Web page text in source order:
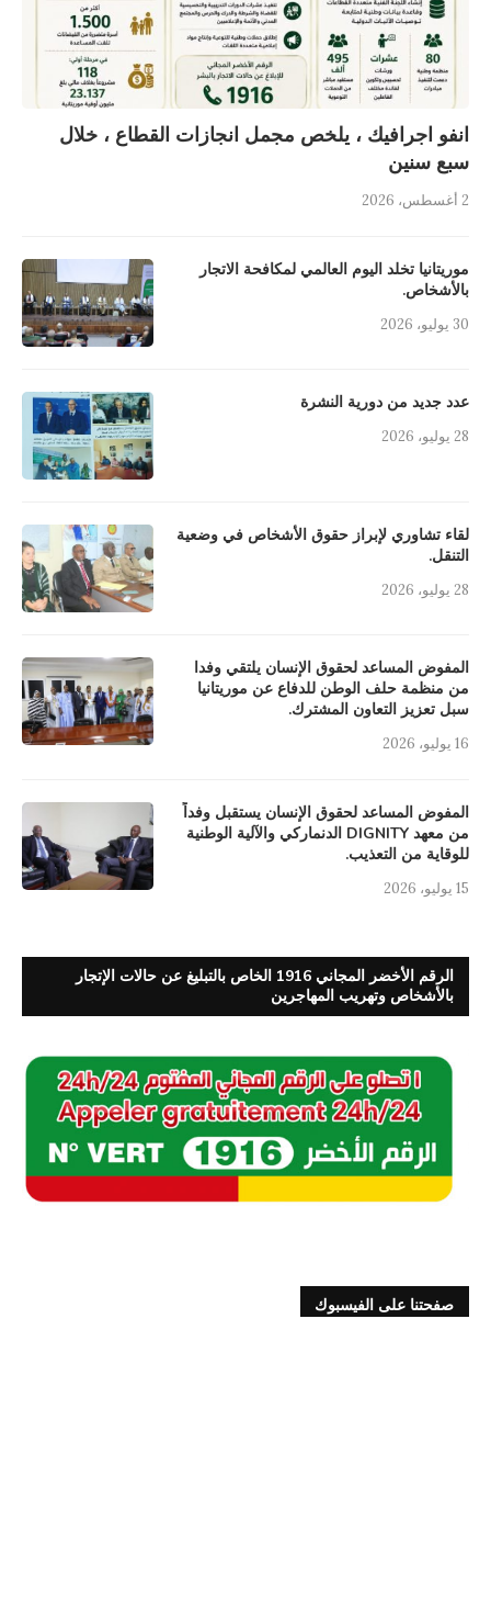
انفو اجرافيك ، يلخص مجمل انجازات القطاع ، خلال
سبع سنين
2 أغسطس، 2026
موريتانيا تخلد اليوم العالمي لمكافحة الاتجار
بالأشخاص.
30 يوليو، 2026
عدد جديد من دورية النشرة
28 يوليو، 2026
لقاء تشاوري لإبراز حقوق الأشخاص في وضعية
التنقل.
28 يوليو، 2026
المفوض المساعد لحقوق الإنسان يلتقي وفدا
من منظمة حلف الوطن للدفاع عن موريتانيا
سبل تعزيز التعاون المشترك.
16 يوليو، 2026
المفوض المساعد لحقوق الإنسان يستقبل وفداً
من معهد DIGNITY الدنماركي والآلية الوطنية
للوقاية من التعذيب.
15 يوليو، 2026
الرقم الأخضر المجاني 1916 الخاص بالتبليغ عن حالات الإتجار
بالأشخاص وتهريب المهاجرين
صفحتنا على الفيسبوك